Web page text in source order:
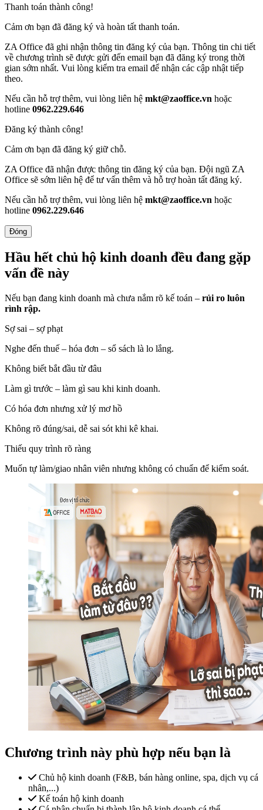
Thanh toán thành công!
Cảm ơn bạn đã đăng ký và hoàn tất thanh toán.
ZA Office đã ghi nhận thông tin đăng ký của bạn. Thông tin chi tiết
về chương trình sẽ được gửi đến email bạn đã đăng ký trong thời
gian sớm nhất. Vui lòng kiểm tra email để nhận các cập nhật tiếp
theo.
Nếu cần hỗ trợ thêm, vui lòng liên hệ mkt@zaoffice.vn hoặc
hotline 0962.229.646
Đăng ký thành công!
Cảm ơn bạn đã đăng ký giữ chỗ.
ZA Office đã nhận được thông tin đăng ký của bạn. Đội ngũ ZA
Office sẽ sớm liên hệ để tư vấn thêm và hỗ trợ hoàn tất đăng ký.
Nếu cần hỗ trợ thêm, vui lòng liên hệ mkt@zaoffice.vn hoặc
hotline 0962.229.646
Đóng
Hầu hết chủ hộ kinh doanh đều đang gặp
vấn đề này
Nếu bạn đang kinh doanh mà chưa nắm rõ kế toán – rủi ro luôn
rình rập.
Sợ sai – sợ phạt
Nghe đến thuế – hóa đơn – sổ sách là lo lắng.
Không biết bắt đầu từ đâu
Làm gì trước – làm gì sau khi kinh doanh.
Có hóa đơn nhưng xử lý mơ hồ
Không rõ đúng/sai, dễ sai sót khi kê khai.
Thiếu quy trình rõ ràng
Muốn tự làm/giao nhân viên nhưng không có chuẩn để kiểm soát.
Chương trình này phù hợp nếu bạn là
Chủ hộ kinh doanh (F&B, bán hàng online, spa, dịch vụ cá
nhân,...)
Kế toán hộ kinh doanh